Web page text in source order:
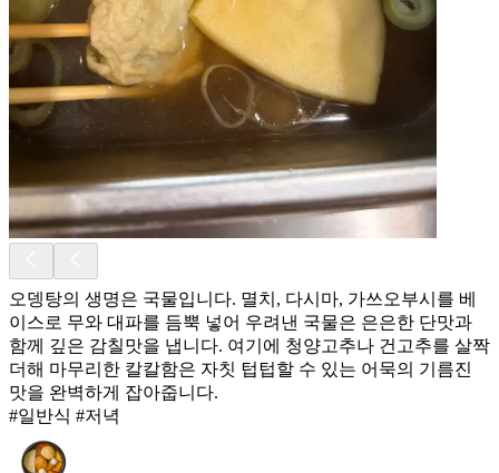
오뎅탕의 생명은 국물입니다. 멸치, 다시마, 가쓰오부시를 베
이스로 무와 대파를 듬뿍 넣어 우려낸 국물은 은은한 단맛과
함께 깊은 감칠맛을 냅니다. 여기에 청양고추나 건고추를 살짝
더해 마무리한 칼칼함은 자칫 텁텁할 수 있는 어묵의 기름진
맛을 완벽하게 잡아줍니다.
#일반식 #저녁